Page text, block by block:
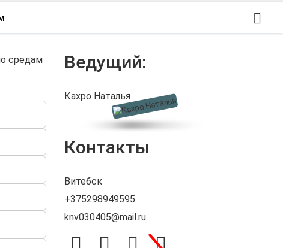
средам
Ведущий:
Кахро Наталья
Контакты
Витебск
+375298949595
knv030405@mail.ru